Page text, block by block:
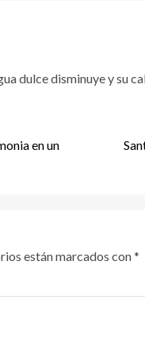
dulce disminuye y su
en un
están marcados con*